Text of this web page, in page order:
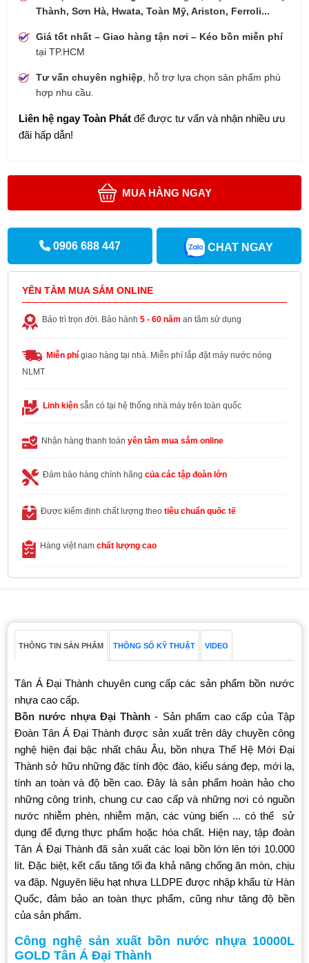
Thành, Sơn Hà, Hwata, Toàn Mỹ, Ariston, Ferroli...
Giá tốt nhất – Giao hàng tận nơi – Kéo bồn miễn phí
tại TP.HCM
Tư vấn chuyên nghiệp , hỗ trợ lựa chọn sản phẩm phù
hợp nhu cầu.
Liên hệ ngay Toàn Phát để được tư vấn và nhận nhiều ưu
đãi hấp dẫn!
MUA HÀNG NGAY
0906 688 447 CHAT NGAY
YÊN TÂM MUA SẮM ONLINE
Bảo trì trọn đời. Bảo hành5 - 60 năm an tâm sử dụng
Miễn phí giao hàng tại nhà. Miễn phí lắp đặt máy nước nóng
NLMT
Linh kiện sẵn có tại hệ thống nhà máy trên toàn quốc
Nhận hàng thanh toányên tâm mua sắm online
Đảm bảo hàng chính hãngcủa các tập đoàn lớn
Được kiểm định chất lượng theotiêu chuẩn quốc tế
Hàng việt namchất lượng cao
THÔNG TIN SẢN PHẨM THÔNG SỐ KỸ THUẬT VIDEO
Tân Á Đại Thành chuyên cung cấp các sản phẩm bồn nước
nhựa cao cấp.
Bồn nước nhựa Đại Thành - Sản phẩm cao cấp của Tập
Đoàn Tân Á Đại Thành được sản xuất trên dây chuyền công
nghệ hiện đại bậc nhất châu Âu, bồn nhựa Thế Hệ Mới Đại
Thành sở hữu những đặc tính độc đáo, kiểu sáng đẹp, mới lạ,
tính an toàn và độ bền cao. Đây là sản phẩm hoàn hảo cho
những công trình, chung cư cao cấp và những nơi có nguồn
nước nhiễm phèn, nhiễm mặn, các vùng biển ... có thể sử
dụng để đựng thực phẩm hoặc hóa chất. Hiện nay, tập đoàn
Tân Á Đại Thành đã sản xuất các loại bồn lớn lên tới 10.000
lít. Đặc biệt, kết cấu tăng tối đa khả năng chống ăn mòn, chịu
va đập. Nguyên liệu hạt nhựa LLDPE được nhập khẩu từ Hàn
Quốc, đảm bảo an toàn thực phẩm, cũng như tăng độ bền
của sản phẩm.
Công nghệ sản xuất bồn nước nhựa 10000L
GOLD Tân Á Đại Thành